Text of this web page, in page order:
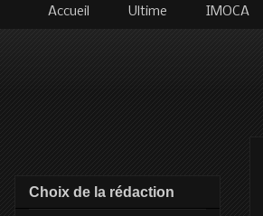
Accueil Ultime IMOCA
Choix de la rédaction